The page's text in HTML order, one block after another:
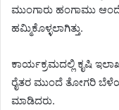
ಮುಂಗಾರು ಹಂಗಾಮು
ಹಮ್ಮಿಕೊಳ್ಳಲಾಗಿತ್ತು.
ಕಾರ್ಯಕ್ರಮದಲ್ಲಿ ಕೃಷಿ
ರೈತರ ಮುಂದೆ ತೋಗರಿ
ಮಾಡಿದರು.